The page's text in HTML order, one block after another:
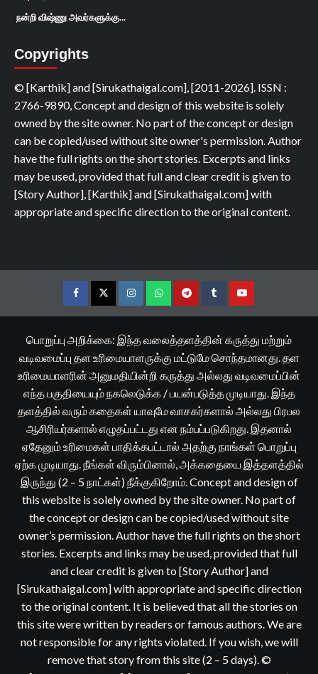
நன்றி விஷ்ணு அவர்களுக்கு...
Copyrights
© [Karthik] and [Sirukathaigal.com], [2011-2026]. ISSN :
2766-9890, Concept and design of this website is solely
owned by the site owner. No part of the concept or design
can be copied/used without site owner's permission. Author
have the full rights on the short stories. Excerpts and links
may be used, provided that full and clear credit is given to
[Story Author], [Karthik] and [Sirukathaigal.com] with
appropriate and specific direction to the original content.
FacebookTwitterInstagramWhatsappTelegramTumblrYouTube
பொறுப்பு அறிக்கை: இந்த வலைத்தளத்தின் கருத்து மற்றும்
வடிவமைப்பு தள உரிமையாளருக்கு மட்டுமே சொந்தமானது. தள
உரிமையாளரின் அனுமதியின்றி கருத்து அல்லது வடிவமைப்பின்
எந்த பகுதியையும் நகலெடுக்க / பயன்படுத்த முடியாது. இந்த
தளத்தில் வரும் கதைகள் யாவுமே வாசகர்களால் அல்லது பிரபல
ஆசிரியர்களால் எழுதப்பட்டது என நம்பப்படுகிறது. இதனால்
ஏதேனும் உரிமைகள் பாதிக்கபட்டால் அதற்கு நாங்கள் பொறுப்பு
ஏற்க முடியாது. நீங்கள் விரும்பினால், அக்கதையை இத்தளத்தில்
இருந்து (2 – 5 நாட்கள்) நீக்குகிறோம். Concept and design of
this website is solely owned by the site owner. No part of
the concept or design can be copied/used without site
owner’s permission. Author have the full rights on the short
stories. Excerpts and links may be used, provided that full
and clear credit is given to [Story Author] and
[Sirukathaigal.com] with appropriate and specific direction
to the original content. It is believed that all the stories on
this site were written by readers or famous authors. We are
not responsible for any rights violated. If you wish, we will
remove that story from this site (2 – 5 days). ©